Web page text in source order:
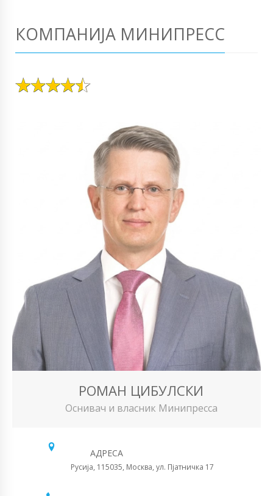
КОМПАНИЈА МИНИПРЕСС
РОМАН ЦИБУЛСКИ
Оснивач и власник Минипресса
АДРЕСА
Русија, 115035, Москва, ул. Пјатничка 17